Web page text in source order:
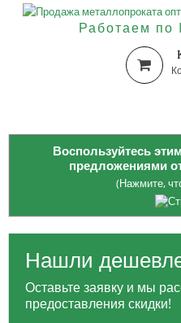
Работаем по
Воспользуйтесь
предложениями
(Нажмите,
Опция приобретения
Для жителей Москвы:
ТТК для заказов
Нашли
Оставьте заявку и мы
предоставления скидки!